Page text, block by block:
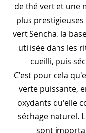
de thé vert et une
plus prestigieuses
vert Sencha, la
utilisée dans les
cueilli, puis
C'est pour cela
verte puissante,
oxydants qu'elle
séchage naturel.
sont